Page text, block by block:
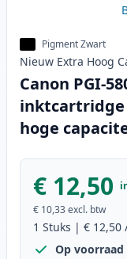
Pigment Zwart
Nieuw Extra Hoog
Canon PGI-
hoge
€ 12,50
€ 10,33excl. btw
1 Stuks | € 12,50
Op voorraad